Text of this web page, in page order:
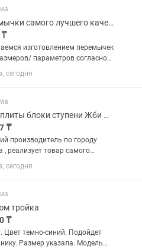
Перемычки самого лучшего качества
₸
изготовлением перемычек
параметров согласно
Примем в производство любое
заявок, звоните
сегодня
Сваи плиты блоки ступени Жби Фбс
₸
производитель по городу
, реализует товар самого
качества ( сваи от 4 метров
плиты перекрытия от 2 метров
и многое другое)
сегодня
тройка
₸
Цвет темно-синий. Подойдет
Размер указала. Модель